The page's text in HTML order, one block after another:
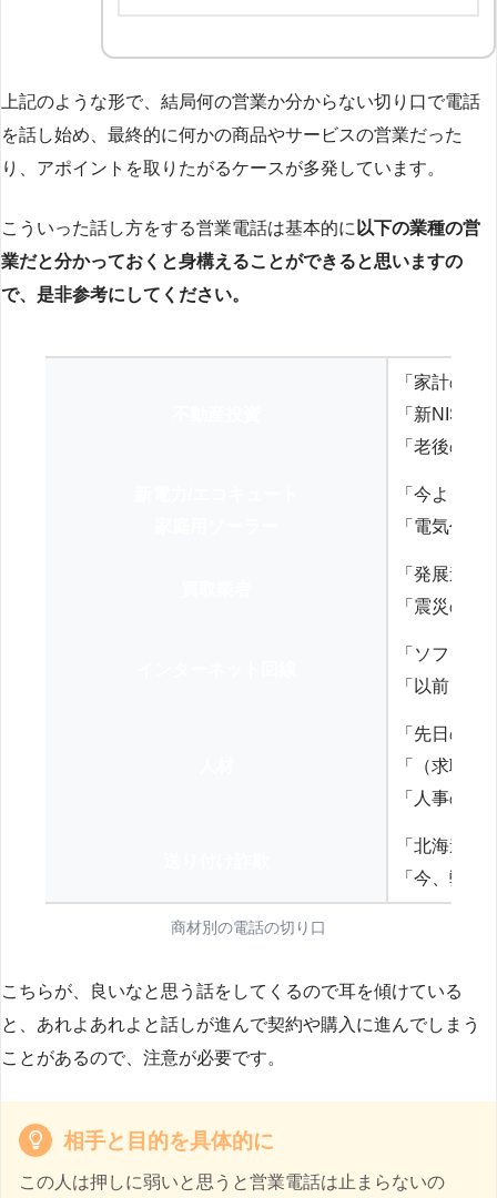
上記のような形で、結局何の営業か分からない切り口で電話
を話し始め、最終的に何かの商品やサービスの営業だった
り、アポイントを取りたがるケースが多発しています。
こういった話し方をする営業電話は基本的に 以下の業種の営
業だと分かっておくと身構えることができると思いますの
で、是非参考にしてください。
「家計の見
「新NISA
「老後の
「今より
「電気代を
「発展途
「震災の
「ソフト
「以前、
「先日の
「（求職
「人事の方
「北海道
「今、弊
商材別の電話の切り口
こちらが、良いなと思う話をしてくるので耳を傾けている
と、あれよあれよと話しが進んで契約や購入に進んでしまう
ことがあるので、注意が必要です。
相手と目的を具体的に
この人は押しに弱いと思うと営業電話は止まらないの